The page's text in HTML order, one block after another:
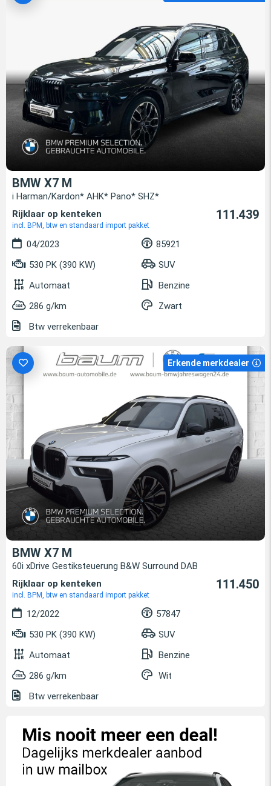
BMW X7 M
i Harman/Kardon* AHK* Pano* SHZ*
Rijklaar op kenteken
incl. BPM, btw en standaard import pakket
111.439
04/2023
85921
530 PK (390 KW)
SUV
Automaat
Benzine
286 g/km
Zwart
Btw verrekenbaar
Erkende merkdealer
BMW X7 M
60i xDrive Gestiksteuerung B&W Surround DAB
Rijklaar op kenteken
incl. BPM, btw en standaard import pakket
111.450
12/2022
57847
530 PK (390 KW)
SUV
Automaat
Benzine
286 g/km
Wit
Btw verrekenbaar